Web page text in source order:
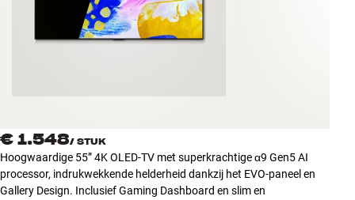
Accessoires
NIEUW
AANBIEDINGEN
€ 1.548/ STUK
Hoogwaardige 55” 4K OLED-TV met superkrachtige α9 Gen5 AI
processor, indrukwekkende helderheid dankzij het EVO-paneel en
Gallery Design. Inclusief Gaming Dashboard en slim en